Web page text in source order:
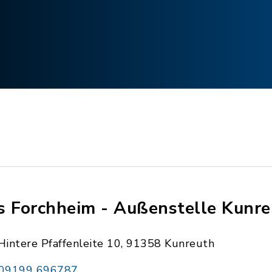
Forchheim - Außenstelle
Pfaffenleite 10, 91358 Kunreuth